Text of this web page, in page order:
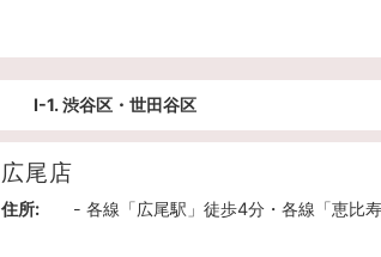
Ⅰ-1. 渋谷区・世田谷区
広尾店
住所: - 各線「広尾駅」徒歩4分・各線「恵比